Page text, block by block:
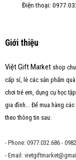
Điện thoại:
Giới thiệu
Việt Gift Marketshop
cấp sỉ, lẻ các sản phẩm
chơi trẻ em, dụng cụ học
gia đình... Để mua hàng các
theo thông tin sau:
- Phone: 0977.032.686 -
- Email: